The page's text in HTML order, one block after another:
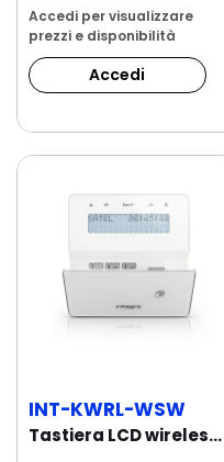
Accedi per visualizzare
prezzi e disponibilità
Accedi
INT-KWRL-WSW
Tastiera LCD wireless per centrali INTEGRA...